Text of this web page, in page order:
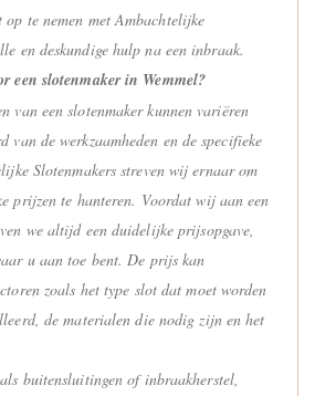
te nemen met Ambachtelijke
en deskundige hulp na een inbraak.
een slotenmaker in Wemmel?
van een slotenmaker kunnen variëren
van de werkzaamheden en de specifieke
Slotenmakers streven wij ernaar om
prijzen te hanteren. Voordat wij aan een
we altijd een duidelijke prijsopgave,
u aan toe bent. De prijs kan
zoals het type slot dat moet worden
de materialen die nodig zijn en het
buitensluitingen of inbraakherstel,